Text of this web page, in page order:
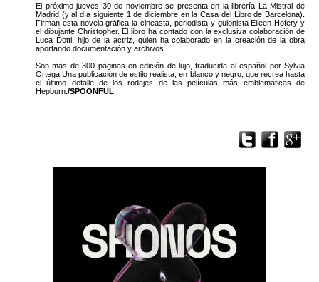
El próximo jueves 30 de noviembre se presenta en la librería La Mistral de
Madrid (y al día siguiente 1 de diciembre en la Casa del Libro de Barcelona).
Firman esta novela gráfica la cineasta, periodista y guionista Eileen Hofery y
el dibujante Christopher. El libro ha contado con la exclusiva colaboración de
Luca Dotti, hijo de la actriz, quien ha colaborado en la creación de la obra
aportando documentación y archivos.
Son más de 300 páginas en edición de lujo, traducida al español por Sylvia
Ortega.Una publicación de estilo realista, en blanco y negro, que recrea hasta
el último detalle de los rodajes de las películas más emblemáticas de
Hepburn./SPOONFUL